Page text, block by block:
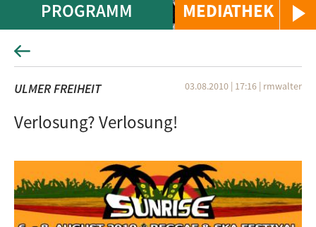
MEDIATHEK
PROGRAMM
ULMER FREIHEIT 03.08.2010 | 17:16 | rmwalter
Verlosung? Verlosung!